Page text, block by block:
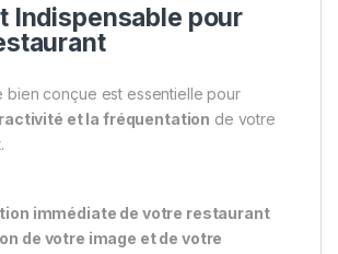
Indispensable pour
bien conçue est essentielle pour
et la fréquentation de votre
immédiate de votre restaurant
de votre image et de votre